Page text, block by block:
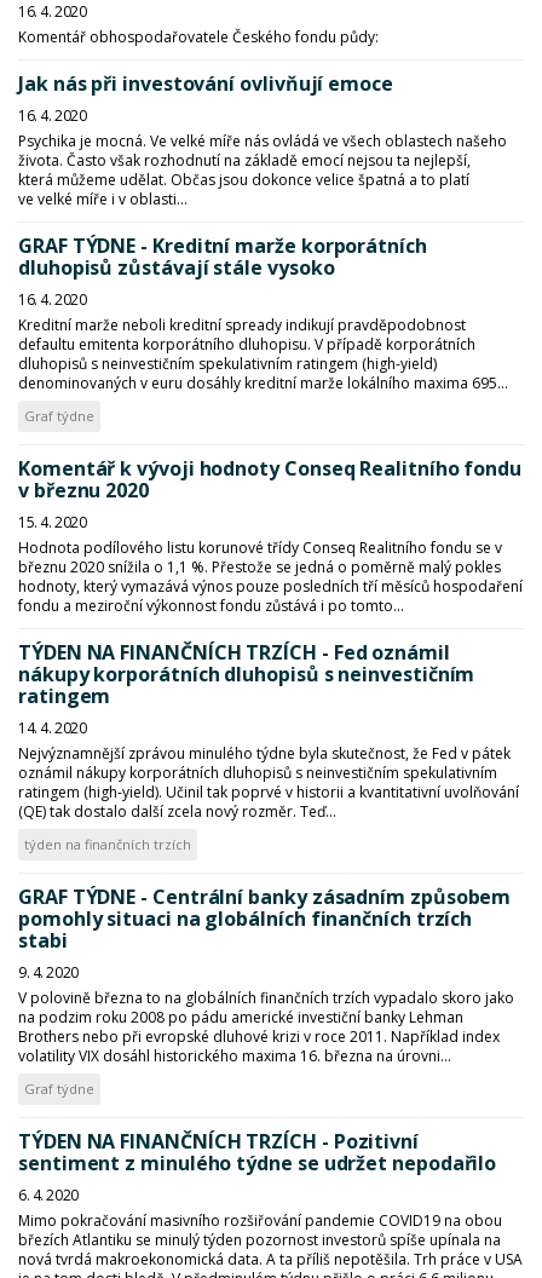
16. 4. 2020
Komentář obhospodařovatele Českého fondu půdy:
Jak nás při investování ovlivňují emoce
16. 4. 2020
Psychika je mocná. Ve velké míře nás ovládá ve všech oblastech našeho
života. Často však rozhodnutí na základě emocí nejsou ta nejlepší,
která můžeme udělat. Občas jsou dokonce velice špatná a to platí
ve velké míře i v oblasti...
GRAF TÝDNE - Kreditní marže korporátních
dluhopisů zůstávají stále vysoko
16. 4. 2020
Kreditní marže neboli kreditní spready indikují pravděpodobnost
defaultu emitenta korporátního dluhopisu. V případě korporátních
dluhopisů s neinvestičním spekulativním ratingem (high-yield)
denominovaných v euru dosáhly kreditní marže lokálního maxima 695...
Graf týdne
Komentář k vývoji hodnoty Conseq Realitního fondu
v březnu 2020
15. 4. 2020
Hodnota podílového listu korunové třídy Conseq Realitního fondu se v
březnu 2020 snížila o 1,1 %. Přestože se jedná o poměrně malý pokles
hodnoty, který vymazává výnos pouze posledních tří měsíců hospodaření
fondu a meziroční výkonnost fondu zůstává i po tomto...
TÝDEN NA FINANČNÍCH TRZÍCH - Fed oznámil
nákupy korporátních dluhopisů s neinvestičním
ratingem
14. 4. 2020
Nejvýznamnější zprávou minulého týdne byla skutečnost, že Fed v pátek
oznámil nákupy korporátních dluhopisů s neinvestičním spekulativním
ratingem (high-yield). Učinil tak poprvé v historii a kvantitativní uvolňování
(QE) tak dostalo další zcela nový rozměr. Teď...
týden na finančních trzích
GRAF TÝDNE - Centrální banky zásadním způsobem
pomohly situaci na globálních finančních trzích
stabi
9. 4. 2020
V polovině března to na globálních finančních trzích vypadalo skoro jako
na podzim roku 2008 po pádu americké investiční banky Lehman
Brothers nebo při evropské dluhové krizi v roce 2011. Například index
volatility VIX dosáhl historického maxima 16. března na úrovni...
Graf týdne
TÝDEN NA FINANČNÍCH TRZÍCH - Pozitivní
sentiment z minulého týdne se udržet nepodařilo
6. 4. 2020
Mimo pokračování masivního rozšiřování pandemie COVID19 na obou
březích Atlantiku se minulý týden pozornost investorů spíše upínala na
nová tvrdá makroekonomická data. A ta příliš nepotěšila. Trh práce v USA